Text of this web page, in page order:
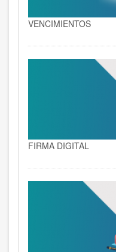
VENCIMIENTOS
FIRMA DIGITAL